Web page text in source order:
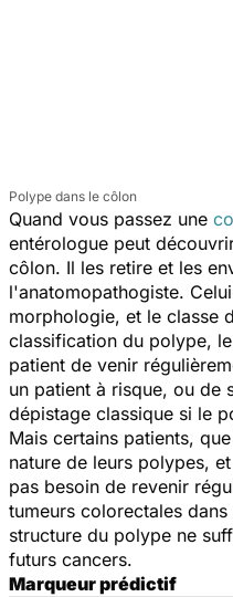
Polype dans le côlon
Quand vous passez une
entérologue peut
côlon. Il les retire et les
l'anatomopathogiste.
morphologie, et le classe
classification du polype,
patient de venir
un patient à risque, ou de
dépistage classique si le
Mais certains patients,
nature de leurs polypes,
pas besoin de revenir
tumeurs colorectales
structure du polype ne
futurs cancers.
Marqueur prédictif